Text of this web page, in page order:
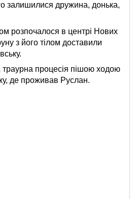
залишилися дружина, донька,
розпочалося в центрі Нових
з його тілом доставили
траурна процесія пішою ходою
де проживав Руслан.